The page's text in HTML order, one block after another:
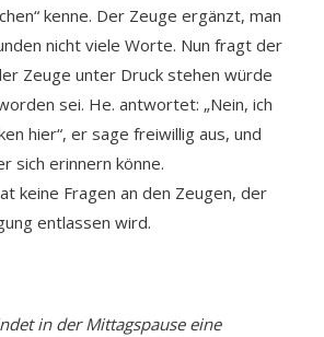
kenne. Der Zeuge ergänzt, man
nicht viele Worte. Nun fragt der
Zeuge unter Druck stehen würde
sei. He. antwortet: „Nein, ich
hier“, er sage freiwillig aus, und
sich erinnern könne.
keine Fragen an den Zeugen, der
entlassen wird.
in der Mittagspause eine